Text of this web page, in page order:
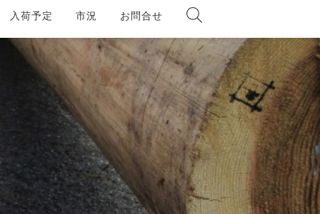
入荷予定 市況 お問合せ